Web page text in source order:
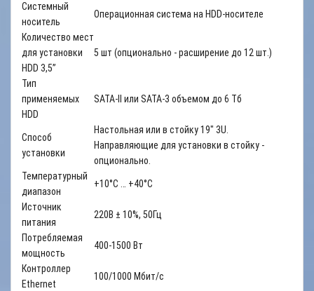
Системный
носитель
Операционная система на HDD-носителе
Количество мест
для установки
HDD 3,5”
5 шт (опционально - расширение до 12 шт.)
Тип
применяемых
HDD
SATA-II или SATA-3 объемом до 6 Тб
Способ
установки
Настольная или в стойку 19" 3U.
Направляющие для установки в стойку -
опционально.
Температурный
диапазон
+10°С … +40°С
Источник
питания
220В ± 10%, 50Гц
Потребляемая
мощность
400-1500 Вт
Контроллер
Ethernet
100/1000 Мбит/с